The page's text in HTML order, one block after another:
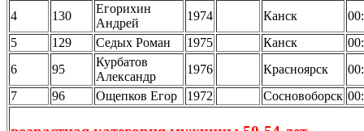
4 130
Егорихин
Андрей
1974 Канск
5
129 Седых Роман 1975 Канск
6
95
Курбатов
Александр
1976 Красноярск
7
96 Ощепков Егор 1972 Сосновоборск